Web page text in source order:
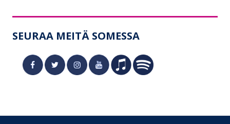
SEURAA MEITÄ SOMESSA